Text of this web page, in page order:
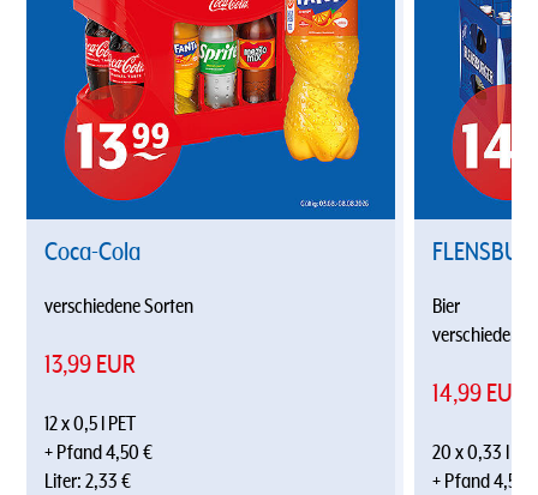
Coca-Cola
verschiedene Sorten
13,99 EUR
12 x 0,5 l PET
+ Pfand 4,50 €
Liter: 2,33 €
Bier
verschiedene
14,99 EUR
20 x 0,33 l
+ Pfand 4,50